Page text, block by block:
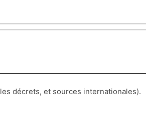
2- Maîtriser les bases juridiques du droit de l’environnementale (la loi-cadre, les décrets, et sources internationales).